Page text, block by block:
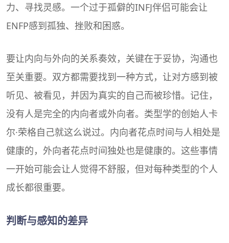
力、寻找灵感。一个过于孤僻的INFJ伴侣可能会让
ENFP感到孤独、挫败和困惑。
要让内向与外向的关系奏效，关键在于妥协，沟通也
至关重要。双方都需要找到一种方式，让对方感到被
听见、被看见，并因为真实的自己而被珍惜。记住，
没有人是完全的内向者或外向者。类型学的创始人卡
尔·荣格自己就这么说过。内向者花点时间与人相处是
健康的，外向者花点时间独处也是健康的。这些事情
一开始可能会让人觉得不舒服，但对每种类型的个人
成长都很重要。
判断与感知的差异